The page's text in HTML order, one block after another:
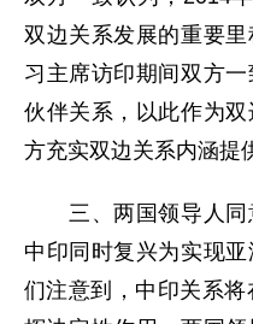
双边关系发展的重要里
习主席访印期间双方
伙伴关系，以此作为
方充实双边关系内涵提
三、两国领导人同
中印同时复兴为实现
们注意到，中印关系